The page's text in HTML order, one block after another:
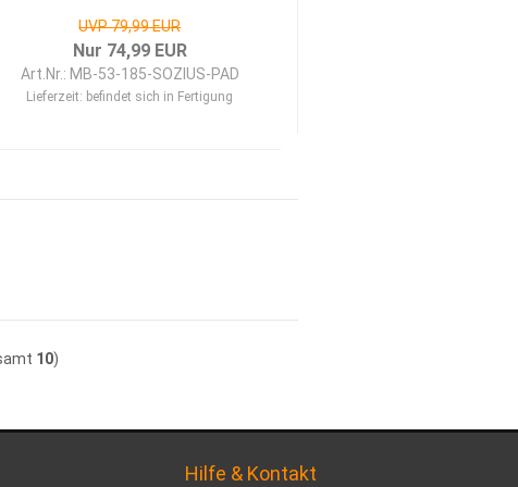
UVP 79,99 EUR
Nur 74,99 EUR
Art.Nr.: MB-53-185-SOZIUS-PAD
Lieferzeit: befindet sich in Fertigung
10)
Hilfe & Kontakt